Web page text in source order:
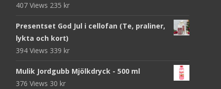
407 Views 235 kr
Presentset God Jul i cellofan (Te, praliner,
lykta och kort)
394 Views 339 kr
Mulik Jordgubb Mjölkdryck - 500 ml
376 Views 30 kr